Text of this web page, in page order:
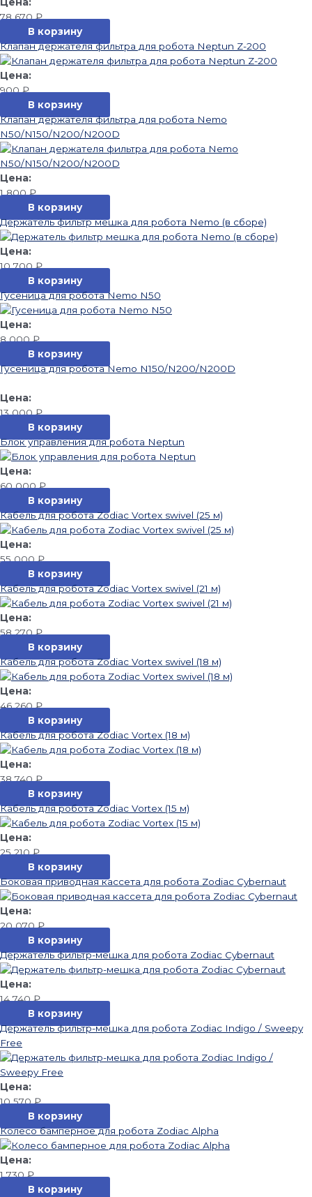
78 670₽
В корзину
Клапан держателя фильтра для робота Neptun Z-200
900₽
В корзину
Клапан держателя фильтра для робота Nemo
N50/N150/N200/N200D
1 800₽
В корзину
Держатель фильтр мешка для робота Nemo (в сборе)
10 700₽
В корзину
Гусеница для робота Nemo N50
8 000₽
В корзину
Гусеница для робота Nemo N150/N200/N200D
13 000₽
В корзину
Блок управления для робота Neptun
60 000₽
В корзину
Кабель для робота Zodiac Vortex swivel (25 м)
55 000₽
В корзину
Кабель для робота Zodiac Vortex swivel (21 м)
58 270₽
В корзину
Кабель для робота Zodiac Vortex swivel (18 м)
46 260₽
В корзину
Кабель для робота Zodiac Vortex (18 м)
38 740₽
В корзину
Кабель для робота Zodiac Vortex (15 м)
25 210₽
В корзину
Боковая приводная кассета для робота Zodiac Cybernaut
20 070₽
В корзину
Держатель фильтр-мешка для робота Zodiac Cybernaut
14 740₽
В корзину
Держатель фильтр-мешка для робота Zodiac Indigo / Sweepy
Free
10 570₽
В корзину
Колесо бамперное для робота Zodiac Alpha
1 730₽
В корзину